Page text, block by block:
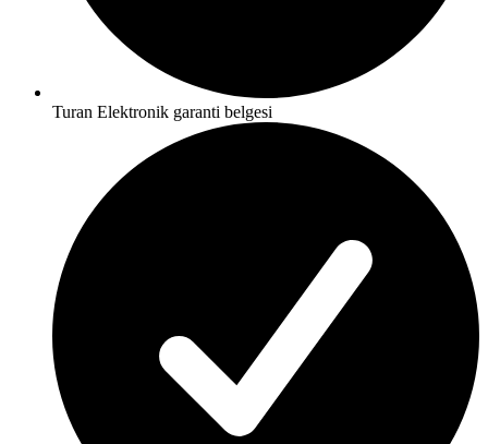
Turan Elektronik garanti belgesi